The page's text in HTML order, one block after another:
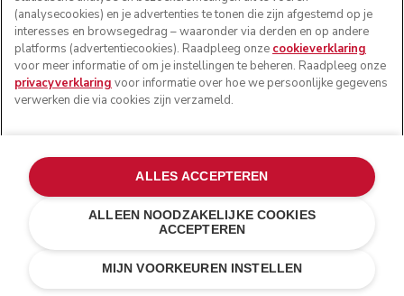
Je gravering (0/24)
Pebbled palm
€ 479,20 € 599,00
Kosten besparen€ 119,80
(analysecookies) en je advertenties te tonen die zijn afgestemd op je
interesses en browsegedrag – waaronder via derden en op andere
platforms (advertentiecookies). Raadpleeg onze cookieverklaring
voor meer informatie of om je instellingen te beheren. Raadpleeg onze
privacyverklaring voor informatie over hoe we persoonlijke gegevens
verwerken die via cookies zijn verzameld.
MIJN VOORKEUREN INSTELLEN
ALLEEN NOODZAKELIJKE COOKIES
ACCEPTEREN
ALLES ACCEPTEREN